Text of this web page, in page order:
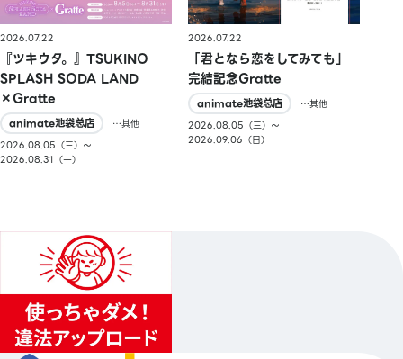
2026.07.22
『ツキウタ。』TSUKINO
SPLASH SODA LAND
×Gratte
animate池袋总店
…其他
2026.08.05（三）〜
2026.08.31（一）
2026.07.22
「君となら恋をしてみても」
完結記念Gratte
animate池袋总店
…其他
2026.08.05（三）〜
2026.09.06（日）